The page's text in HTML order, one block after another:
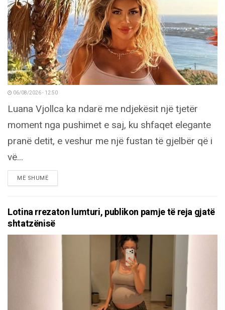
06/08/2026 - 12:50
Luana Vjollca ka ndarë me ndjekësit një tjetër
moment nga pushimet e saj, ku shfaqet elegante
pranë detit, e veshur me një fustan të gjelbër që i
vë...
MË SHUMËDETAILS
Lotina rrezaton lumturi, publikon pamje të reja gjatë
shtatzënisë